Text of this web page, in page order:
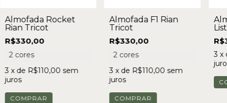
Almofada Rocket
Rian Tricot
R$330,00
2 cores
3 x de R$110,00 sem
juros
COMPRAR
Almofada F1 Rian
Tricot
R$330,00
2 cores
3 x de R$110,00 sem
juros
COMPRAR
3 x